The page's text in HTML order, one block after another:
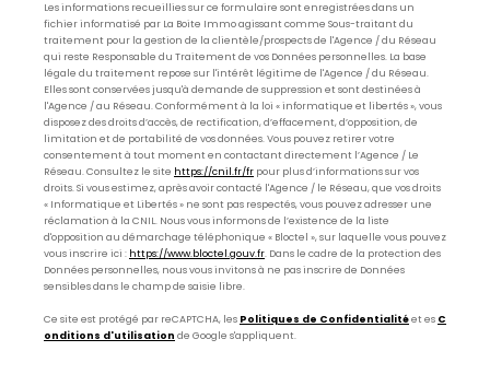
Les informations recueillies sur ce formulaire sont enregistrées dans un
fichier informatisé par La Boite Immo agissant comme Sous-traitant du
traitement pour la gestion de la clientèle/prospects de l'Agence / du Réseau
qui reste Responsable du Traitement de vos Données personnelles. La base
légale du traitement repose sur l'intérêt légitime de l'Agence / du Réseau.
Elles sont conservées jusqu'à demande de suppression et sont destinées à
l'Agence / au Réseau. Conformément à la loi « informatique et libertés », vous
disposez des droits d’accès, de rectification, d’effacement, d’opposition, de
limitation et de portabilité de vos données. Vous pouvez retirer votre
consentement à tout moment en contactant directement l’Agence / Le
Réseau. Consultez le site https://cnil.fr/fr pour plus d’informations sur vos
droits. Si vous estimez, après avoir contacté l'Agence / le Réseau, que vos droits
« Informatique et Libertés » ne sont pas respectés, vous pouvez adresser une
réclamation à la CNIL. Nous vous informons de l’existence de la liste
d'opposition au démarchage téléphonique « Bloctel », sur laquelle vous pouvez
vous inscrire ici : https://www.bloctel.gouv.fr. Dans le cadre de la protection des
Données personnelles, nous vous invitons à ne pas inscrire de Données
sensibles dans le champ de saisie libre.
Ce site est protégé par reCAPTCHA, les Politiques de Confidentialitéet es C
onditions d'utilisation de Google s'appliquent.